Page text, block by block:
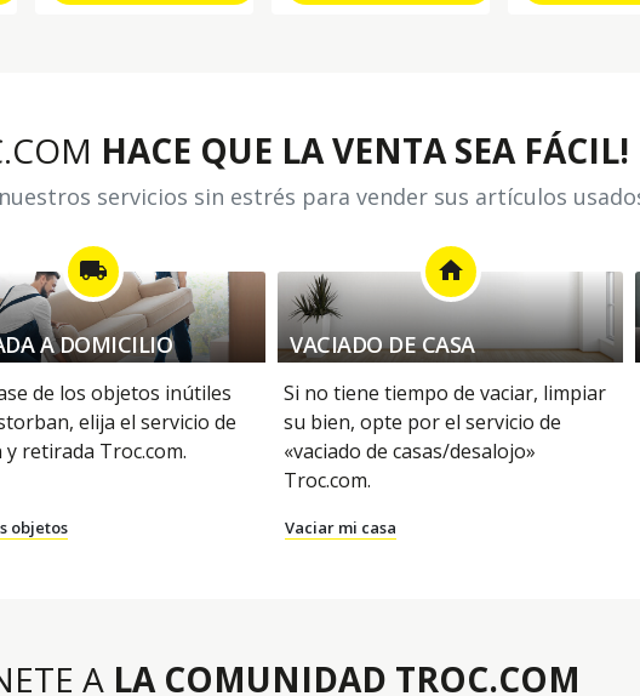
HACE QUE LA VENTA SEA FÁCIL!
servicios sin estrés para vender sus artículos
local_shipping
A DOMICILIO
de los objetos inútiles
elija el servicio de
y retirada Troc.com.
objetos
home
VACIADO DE CASA
Si no tiene tiempo de vaciar, limpiar
su bien, opte por el servicio de
«vaciado de casas/desalojo»
Troc.com.
Vaciar mi casa
A LA COMUNIDAD TROC.COM